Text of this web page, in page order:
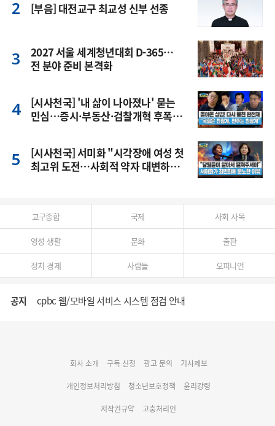
[부음] 대전교구 최교성 신부 선종
2027 서울 세계청년대회 D-365…
전 분야 준비 본격화
[시사천국] '내 삶이 나아졌나' 묻는
민심…증시·부동산·검찰개혁 후폭
[시사천국] 서미화 "시각장애 여성 첫
최고위 도전…사회적 약자 대변하겠
교구종합 국제 사회 사목
영성 생활 문화 출판
정치 경제 사람들 오피니언
공지 cpbc 웹/모바일 서비스 시스템 점검 안내
명동 미디어큐브 & 1898 미디어월 공모전 수상작 발표
회사 소개 구독 신청 광고 문의 기사제보
개인정보처리방침 청소년보호정책 윤리강령
저작권규약 고충처리인